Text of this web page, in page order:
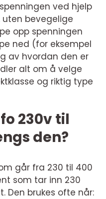
ved hjelp
bevegelige
opp spenningen
ned (for eksempel
av hvordan den er
alt om å velge
og riktig type
230v til
den?
går fra 230 til 400
som tar inn 230
Den brukes ofte når: